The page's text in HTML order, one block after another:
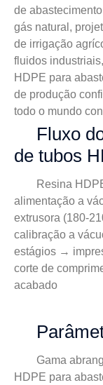
de
gás natural,
de irrigação
fluidos
HDPE para
de produção
todo o mundo
Fluxo
de tubos
Resina
alimentação a
extrusora (180-
calibração a
estágios →
corte de
acabado
Gama
HDPE para